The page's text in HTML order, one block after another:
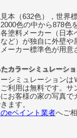
本（632色），世界
色の中から878色
塗料メーカー（日本
ど）が独自に外壁や
ーカー標準色が用意
カラーシミュレーショ
シミュレーションは
利用は無料です。サ
お客様の家の写真で
ます。
eペイント業者へご